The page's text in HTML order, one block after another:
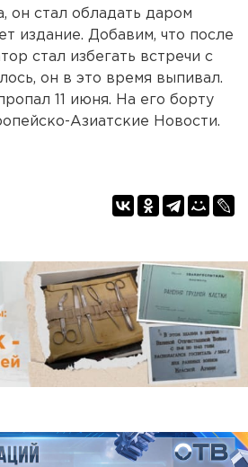
он стал обладать даром
издание. Добавим, что после
стал избегать встречи с
он в это время выпивал.
11 июня. На его борту
Азиатские Новости.